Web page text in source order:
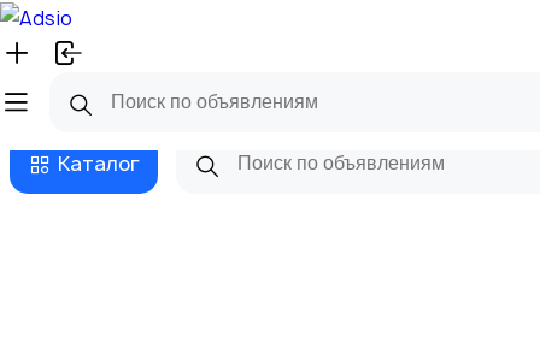
Русский
Каталог